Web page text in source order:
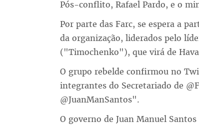
Pós-conflito, Rafael Pardo, e o
Por parte das Farc, se espera a
da organização, liderados pelo
("Timochenko"), que virá de
O grupo rebelde confirmou no
integrantes do Secretariado de
@JuanManSantos".
O governo de Juan Manuel